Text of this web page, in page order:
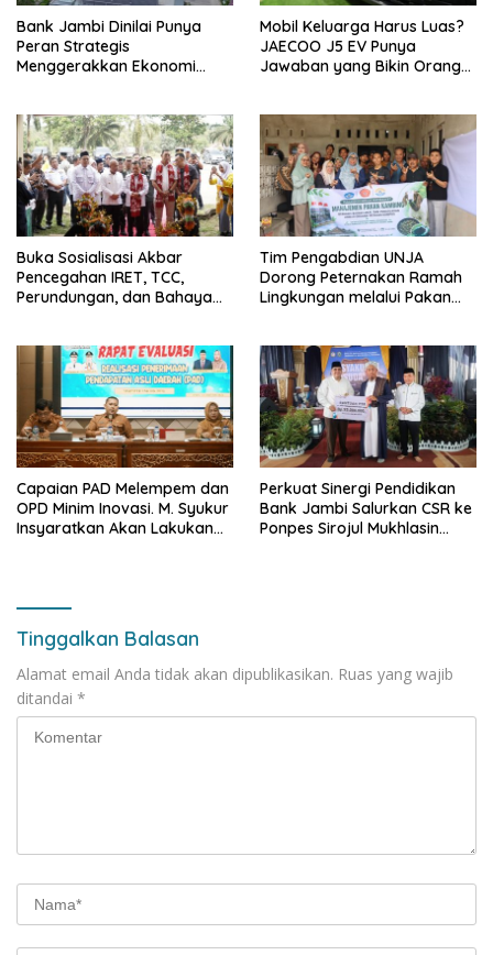
Bank Jambi Dinilai Punya
Peran Strategis
Menggerakkan Ekonomi
Mobil Keluarga Harus Luas?
JAECOO J5 EV Punya
Jawaban yang Bikin Orang
Buka Sosialisasi Akbar
Pencegahan IRET, TCC,
Perundungan, dan Bahaya
bisa jaga diri, 60% masa
depan sudah ada di tangan”
Tim Pengabdian UNJA
Dorong Peternakan Ramah
Lingkungan melalui Pakan
Capaian PAD Melempem dan
OPD Minim Inovasi. M. Syukur
Insyaratkan Akan Lakukan
Perkuat Sinergi Pendidikan
Bank Jambi Salurkan CSR ke
Ponpes Sirojul Mukhlasin
Tinggalkan Balasan
Alamat email Anda tidak akan dipublikasikan. Ruas yang wajib
ditandai *